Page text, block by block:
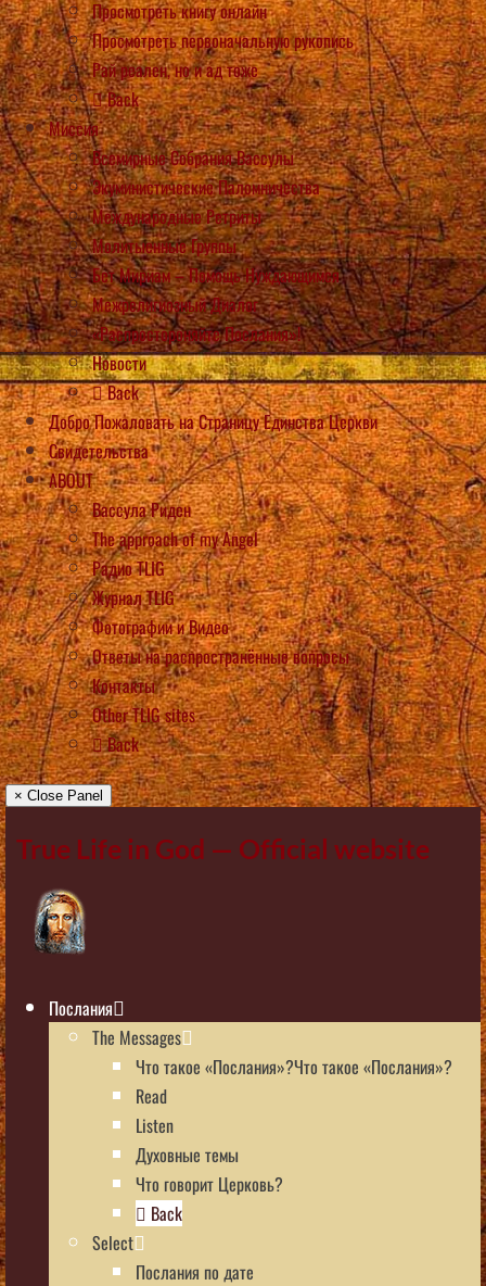
Просмотреть книгу онлайн
Просмотреть первоначальную рукопись
Рай реален, но и ад тоже
Back
Миссия
Всемирные Собрания Вассулы
Экуминистические Паломничества
Международные Ретриты
Молитыенные Группы
Бет Мириам – Помощь Нуждающимся
Межрелигиозный Диалог
«Распростороняйте Послания»!
Новости
Back
Добро Пожаловать на Страницу Единства Церкви
Свидетельства
ABOUT
Вассула Риден
The approach of my Angel
Радио TLIG
Журнал TLIG
Фотографии и Видео
Ответы на распространённые вопросы
Контакты
Other TLIG sites
Back
× Close Panel
True Life in God — Official website
Послания
The Messages
Что такое «Послания»?Что такое «Послания»?
Read
Listen
Духовные темы
Что говорит Церковь?
Back
Select
Послания по дате